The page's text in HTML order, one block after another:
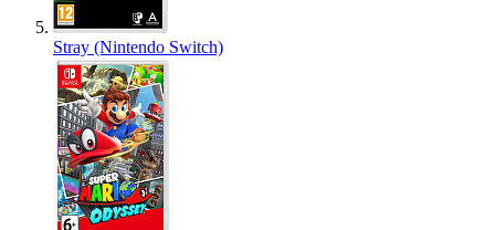
Stray (Nintendo Switch)